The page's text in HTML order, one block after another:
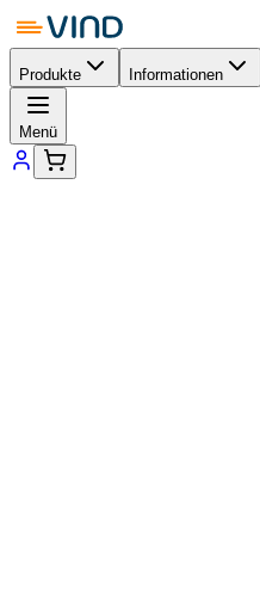
Produkte Informationen
Menü